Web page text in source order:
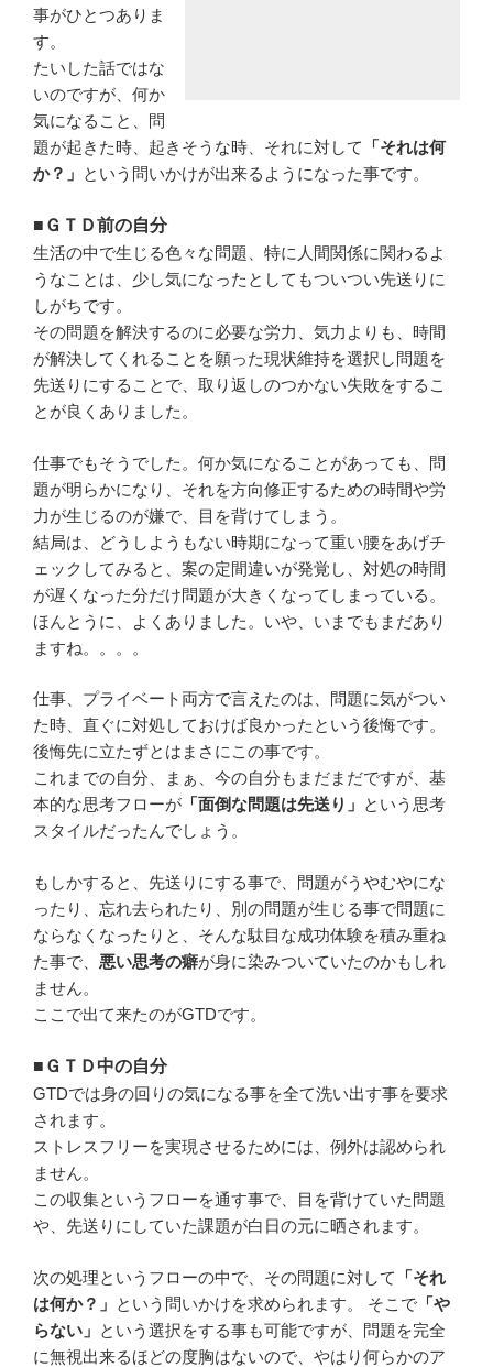
事がひとつありま
す。
たいした話ではな
いのですが、何か
気になること、問
題が起きた時、起きそうな時、それに対して
「それは何
か？」 という問いかけが出来るようになった事です。
■ＧＴＤ前の自分
生活の中で生じる色々な問題、特に人間関係に関わるよ
うなことは、少し気になったとしてもついつい先送りに
しがちです。
その問題を解決するのに必要な労力、気力よりも、時間
が解決してくれることを願った現状維持を選択し問題を
先送りにすることで、取り返しのつかない失敗をするこ
とが良くありました。
仕事でもそうでした。何か気になることがあっても、問
題が明らかになり、それを方向修正するための時間や労
力が生じるのが嫌で、目を背けてしまう。
結局は、どうしようもない時期になって重い腰をあげチ
ェックしてみると、案の定間違いが発覚し、対処の時間
が遅くなった分だけ問題が大きくなってしまっている。
ほんとうに、よくありました。いや、いまでもまだあり
ますね。。。。
仕事、プライベート両方で言えたのは、問題に気がつい
た時、直ぐに対処しておけば良かったという後悔です。
後悔先に立たずとはまさにこの事です。
これまでの自分、まぁ、今の自分もまだまだですが、基
本的な思考フローが 「面倒な問題は先送り」 という思考
スタイルだったんでしょう。
もしかすると、先送りにする事で、問題がうやむやにな
ったり、忘れ去られたり、別の問題が生じる事で問題に
ならなくなったりと、そんな駄目な成功体験を積み重ね
た事で、 悪い思考の癖が身に染みついていたのかもしれ
ません。
ここで出て来たのがGTDです。
■ＧＴＤ中の自分
GTDでは身の回りの気になる事を全て洗い出す事を要求
されます。
ストレスフリーを実現させるためには、例外は認められ
ません。
この収集というフローを通す事で、目を背けていた問題
や、先送りにしていた課題が白日の元に晒されます。
次の処理というフローの中で、その問題に対して
「それ
は何か？」 という問いかけを求められます。 そこで 「や
らない」 という選択をする事も可能ですが、問題を完全
に無視出来るほどの度胸はないので、やはり何らかのア